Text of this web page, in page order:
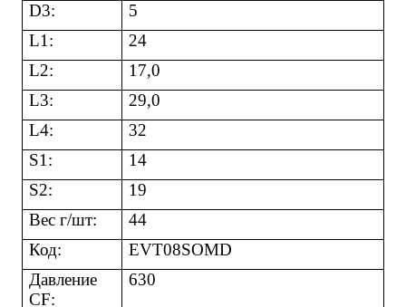
D3:
5
L1:
24
L2:
17,0
L3:
29,0
L4:
32
S1:
14
S2:
19
Вес г/шт:
44
Код:
EVT08SOMD
Давление
CF:
630